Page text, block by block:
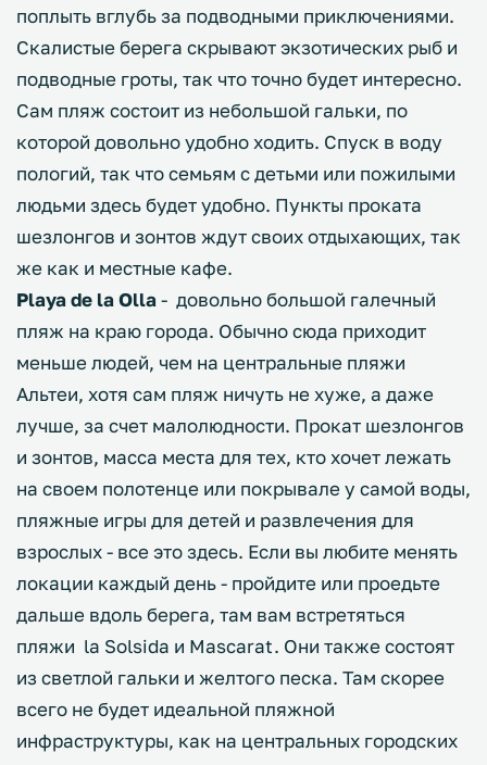
поплыть вглубь за подводными приключениями.
Скалистые берега скрывают экзотических рыб и
подводные гроты, так что точно будет интересно.
Сам пляж состоит из небольшой гальки, по
которой довольно удобно ходить. Спуск в воду
пологий, так что семьям с детьми или пожилыми
людьми здесь будет удобно. Пункты проката
шезлонгов и зонтов ждут своих отдыхающих, так
же как и местные кафе.
Playa de la Olla- довольно большой галечный
пляж на краю города. Обычно сюда приходит
меньше людей, чем на центральные пляжи
Альтеи, хотя сам пляж ничуть не хуже, а даже
лучше, за счет малолюдности. Прокат шезлонгов
и зонтов, масса места для тех, кто хочет лежать
на своем полотенце или покрывале у самой воды,
пляжные игры для детей и развлечения для
взрослых - все это здесь. Если вы любите менять
локации каждый день - пройдите или проедьте
дальше вдоль берега, там вам встретяться
пляжи la Solsida и Mascarat. Они также состоят
из светлой гальки и желтого песка. Там скорее
всего не будет идеальной пляжной
инфраструктуры, как на центральных городских